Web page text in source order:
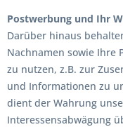
Postwerbung und Ihr
Darüber hinaus
Nachnamen sowie Ihre
zu nutzen, z.B. zur
und Informationen zu
dient der Wahrung
Interessensabwägung